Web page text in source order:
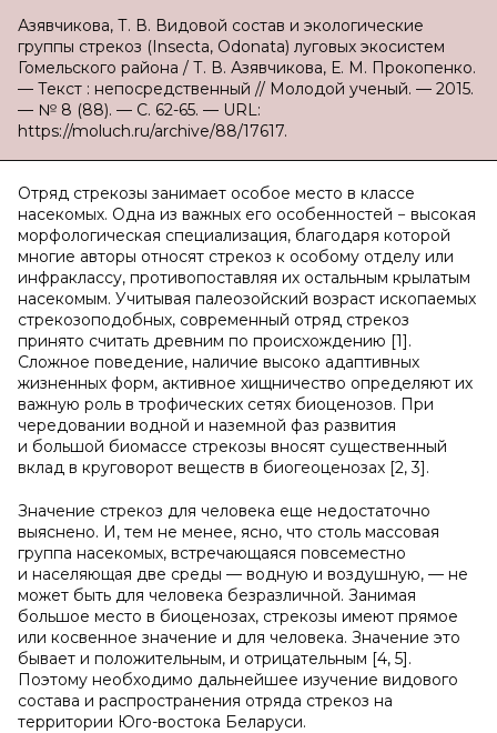
Азявчикова, Т. В. Видовой состав и экологические
группы стрекоз (Insecta, Odonata) луговых экосистем
Гомельского района / Т. В. Азявчикова, Е. М. Прокопенко.
— Текст : непосредственный // Молодой ученый. — 2015.
— № 8 (88). — С. 62-65. — URL:
https://moluch.ru/archive/88/17617.
Отряд стрекозы занимает особое место в классе
насекомых. Одна из важных его особенностей − высокая
морфологическая специализация, благодаря которой
многие авторы относят стрекоз к особому отделу или
инфраклассу, противопоставляя их остальным крылатым
насекомым. Учитывая палеозойский возраст ископаемых
стрекозоподобных, современный отряд стрекоз
принято считать древним по происхождению [1].
Сложное поведение, наличие высоко адаптивных
жизненных форм, активное хищничество определяют их
важную роль в трофических сетях биоценозов. При
чередовании водной и наземной фаз развития
и большой биомассе стрекозы вносят существенный
вклад в круговорот веществ в биогеоценозах [2, 3].
Значение стрекоз для человека еще недостаточно
выяснено. И, тем не менее, ясно, что столь массовая
группа насекомых, встречающаяся повсеместно
и населяющая две среды — водную и воздушную, — не
может быть для человека безразличной. Занимая
большое место в биоценозах, стрекозы имеют прямое
или косвенное значение и для человека. Значение это
бывает и положительным, и отрицательным [4, 5].
Поэтому необходимо дальнейшее изучение видового
состава и распространения отряда стрекоз на
территории Юго-востока Беларуси.